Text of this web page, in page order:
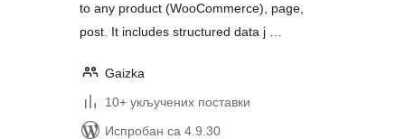
to any product (WooCommerce), page,
post. It includes structured data j …
Gaizka
10+ укључених поставки
Испробан са 4.9.30